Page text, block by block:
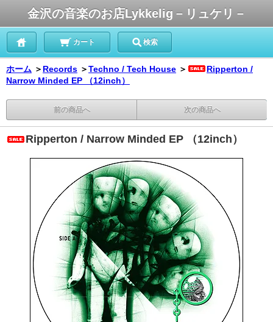
金沢の音楽のお店Lykkelig－リュケリ－
カート 検索
ホーム ＞ Records ＞Techno / Tech House ＞
Ripperton /
Narrow Minded EP （12inch）
前の商品へ 次の商品へ
Ripperton / Narrow Minded EP （12inch）